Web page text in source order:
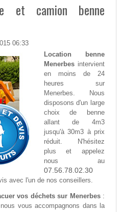
et camion benne
06:33
Location benne
Menerbesintervient
en moins de 24
heures sur
Menerbes. Nous
disposons d'un large
choix de benne
allant de 4m3
jusqu'à 30m3 à prix
réduit. N'hésitez
plus et appelez
nous au
07.56.78.02.30
avec l'un de nos conseillers.
vos déchets sur Menerbes:
vous accompagnons dans la